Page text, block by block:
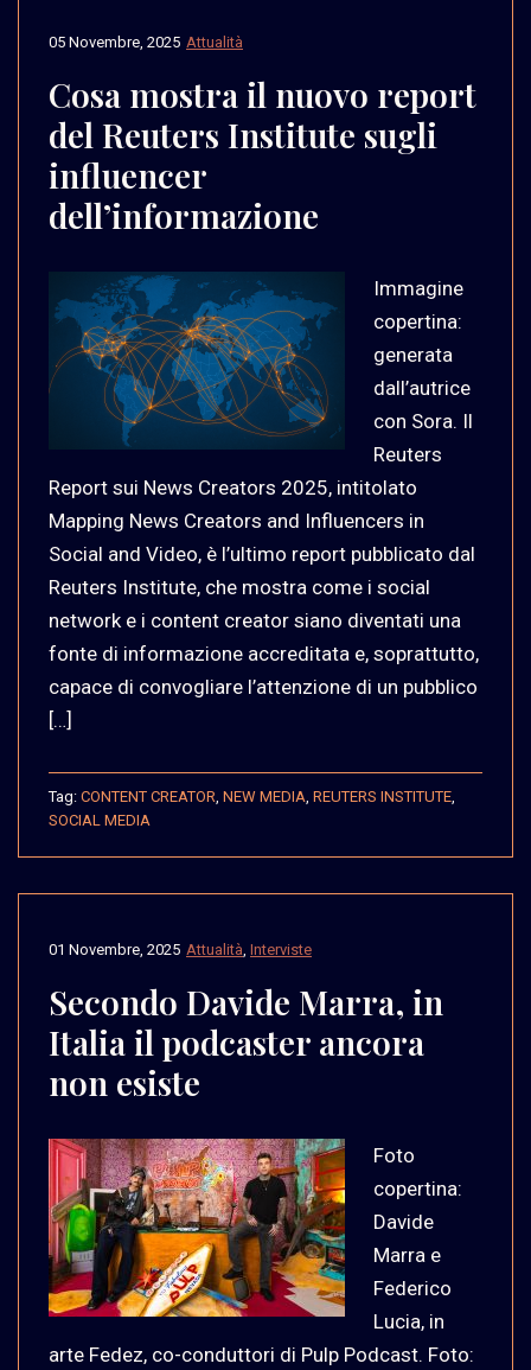
Attualità
05 Novembre, 2025
Cosa mostra il nuovo report
del Reuters Institute sugli
influencer
dell’informazione
Immagine
copertina:
generata
dall’autrice
con Sora. Il
Reuters
Report sui News Creators 2025, intitolato
Mapping News Creators and Influencers in
Social and Video, è l’ultimo report pubblicato dal
Reuters Institute, che mostra come i social
network e i content creator siano diventati una
fonte di informazione accreditata e, soprattutto,
capace di convogliare l’attenzione di un pubblico
[…]
Tag: CONTENT CREATOR NEW MEDIA REUTERS INSTITUTE
SOCIAL MEDIA
Attualità Interviste
01 Novembre, 2025
Secondo Davide Marra, in
Italia il podcaster ancora
non esiste
Foto
copertina:
Davide
Marra e
Federico
Lucia, in
arte Fedez, co-conduttori di Pulp Podcast. Foto: